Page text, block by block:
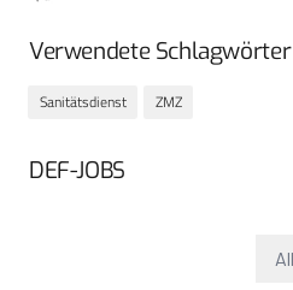
Verwendete Schlagwörter
Sanitätsdienst ZMZ
DEF-JOBS